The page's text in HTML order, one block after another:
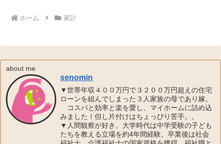
ホーム 家計
about me
senomin
▼世帯年収４００万円で３２００万円超えの住宅
ローンを組んでしまった３人家族の母であり嫁。
コスパと効率と楽を愛し、マイホームに詰め込
みました！但し片付けはちょっぴり苦手。。
▼人間観察が好き。大学時代は中学受験の子ども
たちを教える立場を約4年間経験。卒業後は社会